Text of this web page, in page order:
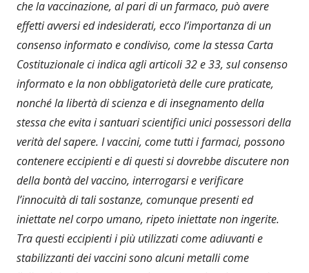
che la vaccinazione, al pari di un farmaco, può avere
effetti avversi ed indesiderati, ecco l’importanza di un
consenso informato e condiviso, come la stessa Carta
Costituzionale ci indica agli articoli 32 e 33, sul consenso
informato e la non obbligatorietà delle cure praticate,
nonché la libertà di scienza e di insegnamento della
stessa che evita i santuari scientifici unici possessori della
verità del sapere. I vaccini, come tutti i farmaci, possono
contenere eccipienti e di questi si dovrebbe discutere non
della bontà del vaccino, interrogarsi e verificare
l’innocuità di tali sostanze, comunque presenti ed
iniettate nel corpo umano, ripeto iniettate non ingerite.
Tra questi eccipienti i più utilizzati come adiuvanti e
stabilizzanti dei vaccini sono alcuni metalli come